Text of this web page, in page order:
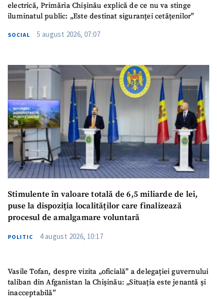
electrică, Primăria Chișinău explică de ce nu va stinge
iluminatul public: „Este destinat siguranței cetățenilor”
SOCIAL 5 august 2026, 07:07
Stimulente în valoare totală de 6,5 miliarde de lei,
puse la dispoziția localităților care finalizează
procesul de amalgamare voluntară
POLITIC 4 august 2026, 10:17
Vasile Tofan, despre vizita „oficială” a delegației guvernului
taliban din Afganistan la Chișinău: „Situația este jenantă și
inacceptabilă”